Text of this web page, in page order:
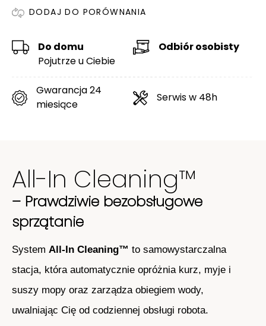
DODAJ DO PORÓWNANIA
Do domu
Pojutrze u Ciebie
Odbiór osobisty
Gwarancja 24
miesiące
Serwis w 48h
All-In Cleaning™
– Prawdziwie bezobsługowe
sprzątanie
System All-In Cleaning™ to samowystarczalna
stacja, która automatycznie opróżnia kurz, myje i
suszy mopy oraz zarządza obiegiem wody,
uwalniając Cię od codziennej obsługi robota.